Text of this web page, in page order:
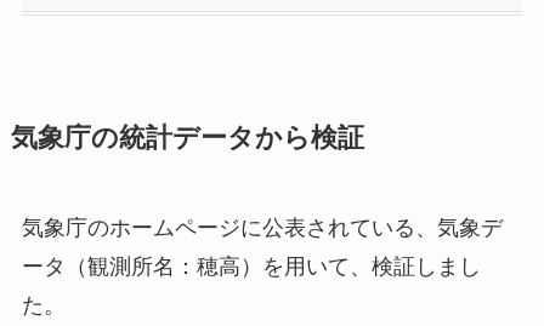
気象庁の統計データから検証
気象庁のホームページに公表されている、気象デ
ータ（観測所名：穂高）を用いて、検証しまし
た。